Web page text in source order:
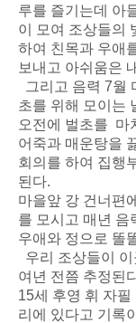
루를 즐기는데 아
이 모여 조상들의
하여 친목과 우애
보내고 아쉬움은
그리고 음력 7월
초를 위해 모이는
오전에 벌초를 마
어죽과 매운탕을
회의를 하여 집행
된다.
마을앞 강 건너편
를 모시고 매년 음
우애와 정으로 똘
우리 조상들이
여년 전쯤 추정된
15세 후영 휘 자
리에 있다고 기록